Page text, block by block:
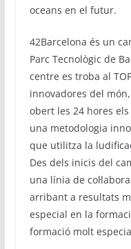
oceans en el futur.
42Barcelona és un
Parc Tecnològic de
centre es troba al
innovadores del
obert les 24 hores
una metodologia
que utilitza la
Des dels inicis del
una línia de
arribant a resultats
especial en la
formació molt